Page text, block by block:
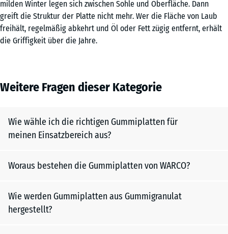
milden Winter legen sich zwischen Sohle und Oberfläche. Dann
greift die Struktur der Platte nicht mehr. Wer die Fläche von Laub
freihält, regelmäßig abkehrt und Öl oder Fett zügig entfernt, erhält
die Griffigkeit über die Jahre.
Weitere Fragen dieser Kategorie
Wie wähle ich die richtigen Gummiplatten für
meinen Einsatzbereich aus?
Woraus bestehen die Gummiplatten von WARCO?
Wie werden Gummiplatten aus Gummigranulat
hergestellt?